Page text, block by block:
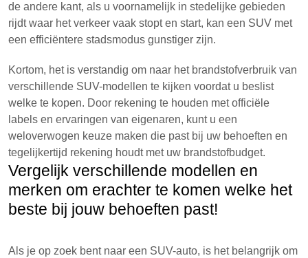
de andere kant, als u voornamelijk in stedelijke gebieden
rijdt waar het verkeer vaak stopt en start, kan een SUV met
een efficiëntere stadsmodus gunstiger zijn.
Kortom, het is verstandig om naar het brandstofverbruik van
verschillende SUV-modellen te kijken voordat u beslist
welke te kopen. Door rekening te houden met officiële
labels en ervaringen van eigenaren, kunt u een
weloverwogen keuze maken die past bij uw behoeften en
tegelijkertijd rekening houdt met uw brandstofbudget.
Vergelijk verschillende modellen en
merken om erachter te komen welke het
beste bij jouw behoeften past!
Als je op zoek bent naar een SUV-auto, is het belangrijk om